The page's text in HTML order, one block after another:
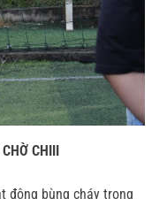
CHIII
động bùng cháy trong